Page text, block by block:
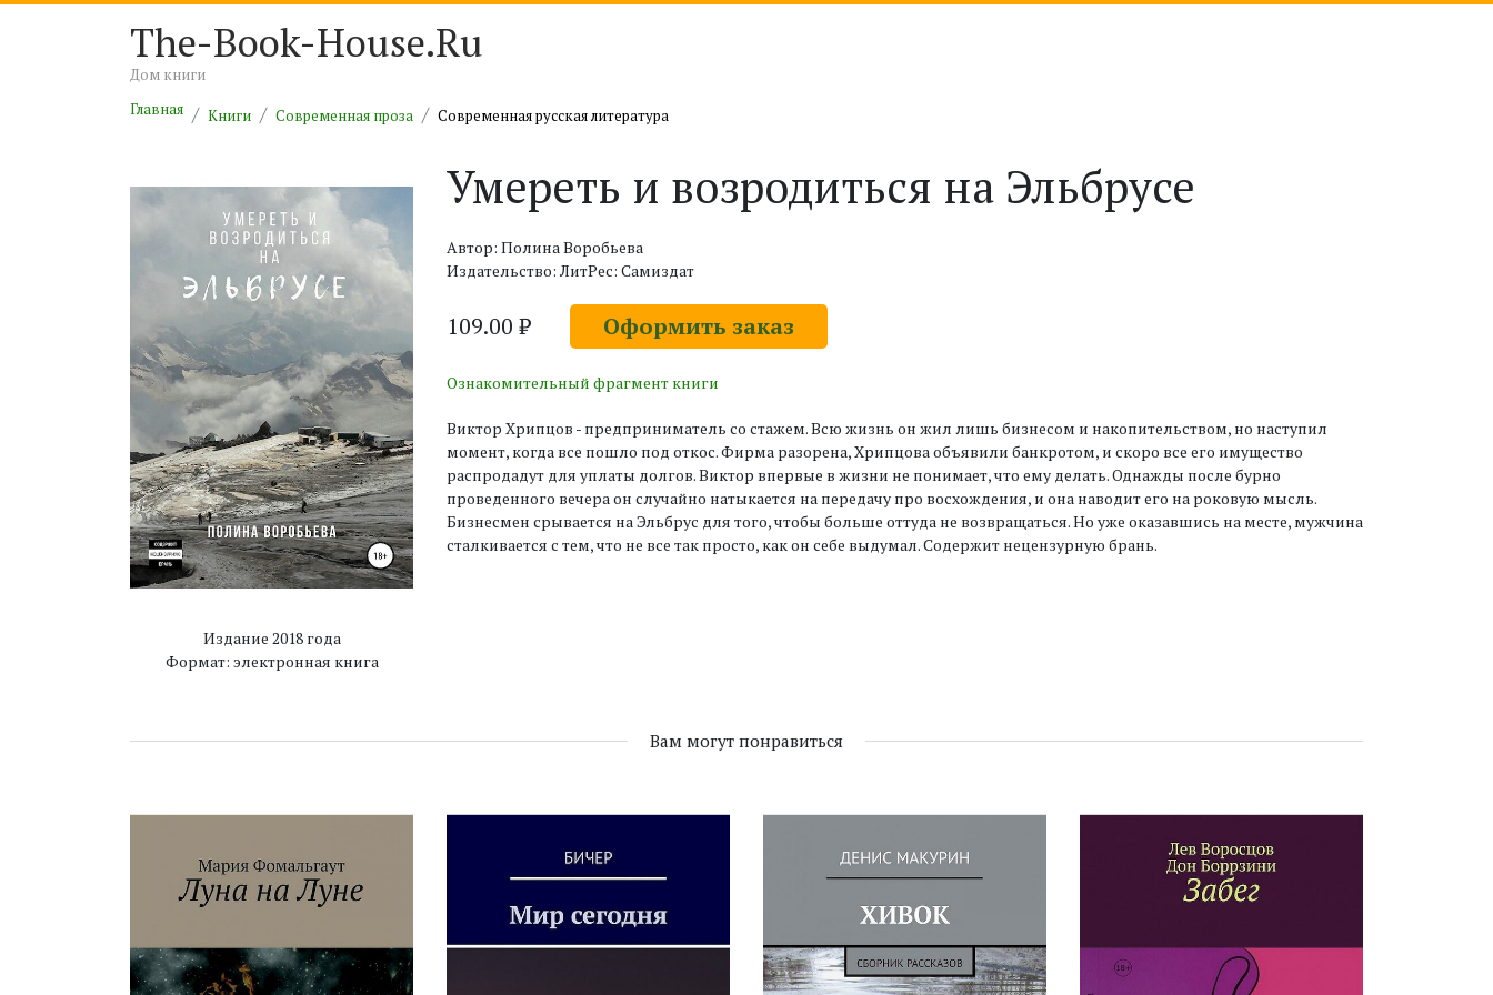
The-Book-House.Ru
Дом книги
Главная
Книги Современная проза Современная русская литература
Издание 2018 года
Формат: электронная книга
Умереть и возродиться на Эльбрусе
Автор: Полина Воробьева
Издательство: ЛитРес: Самиздат
109.00 ₽ Оформить заказ
Ознакомительный фрагмент книги
Виктор Хрипцов - предприниматель со стажем. Всю жизнь он жил лишь бизнесом и накопительством, но наступил
момент, когда все пошло под откос. Фирма разорена, Хрипцова объявили банкротом, и скоро все его имущество
распродадут для уплаты долгов. Виктор впервые в жизни не понимает, что ему делать. Однажды после бурно
проведенного вечера он случайно натыкается на передачу про восхождения, и она наводит его на роковую мысль.
Бизнесмен срывается на Эльбрус для того, чтобы больше оттуда не возвращаться. Но уже оказавшись на месте, мужчина
сталкивается с тем, что не все так просто, как он себе выдумал. Содержит нецензурную брань.
Вам могут понравиться